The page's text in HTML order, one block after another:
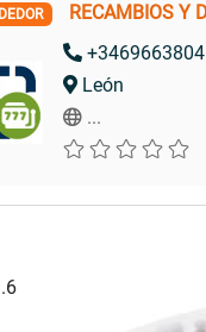
RECAMBIOS Y
León
...